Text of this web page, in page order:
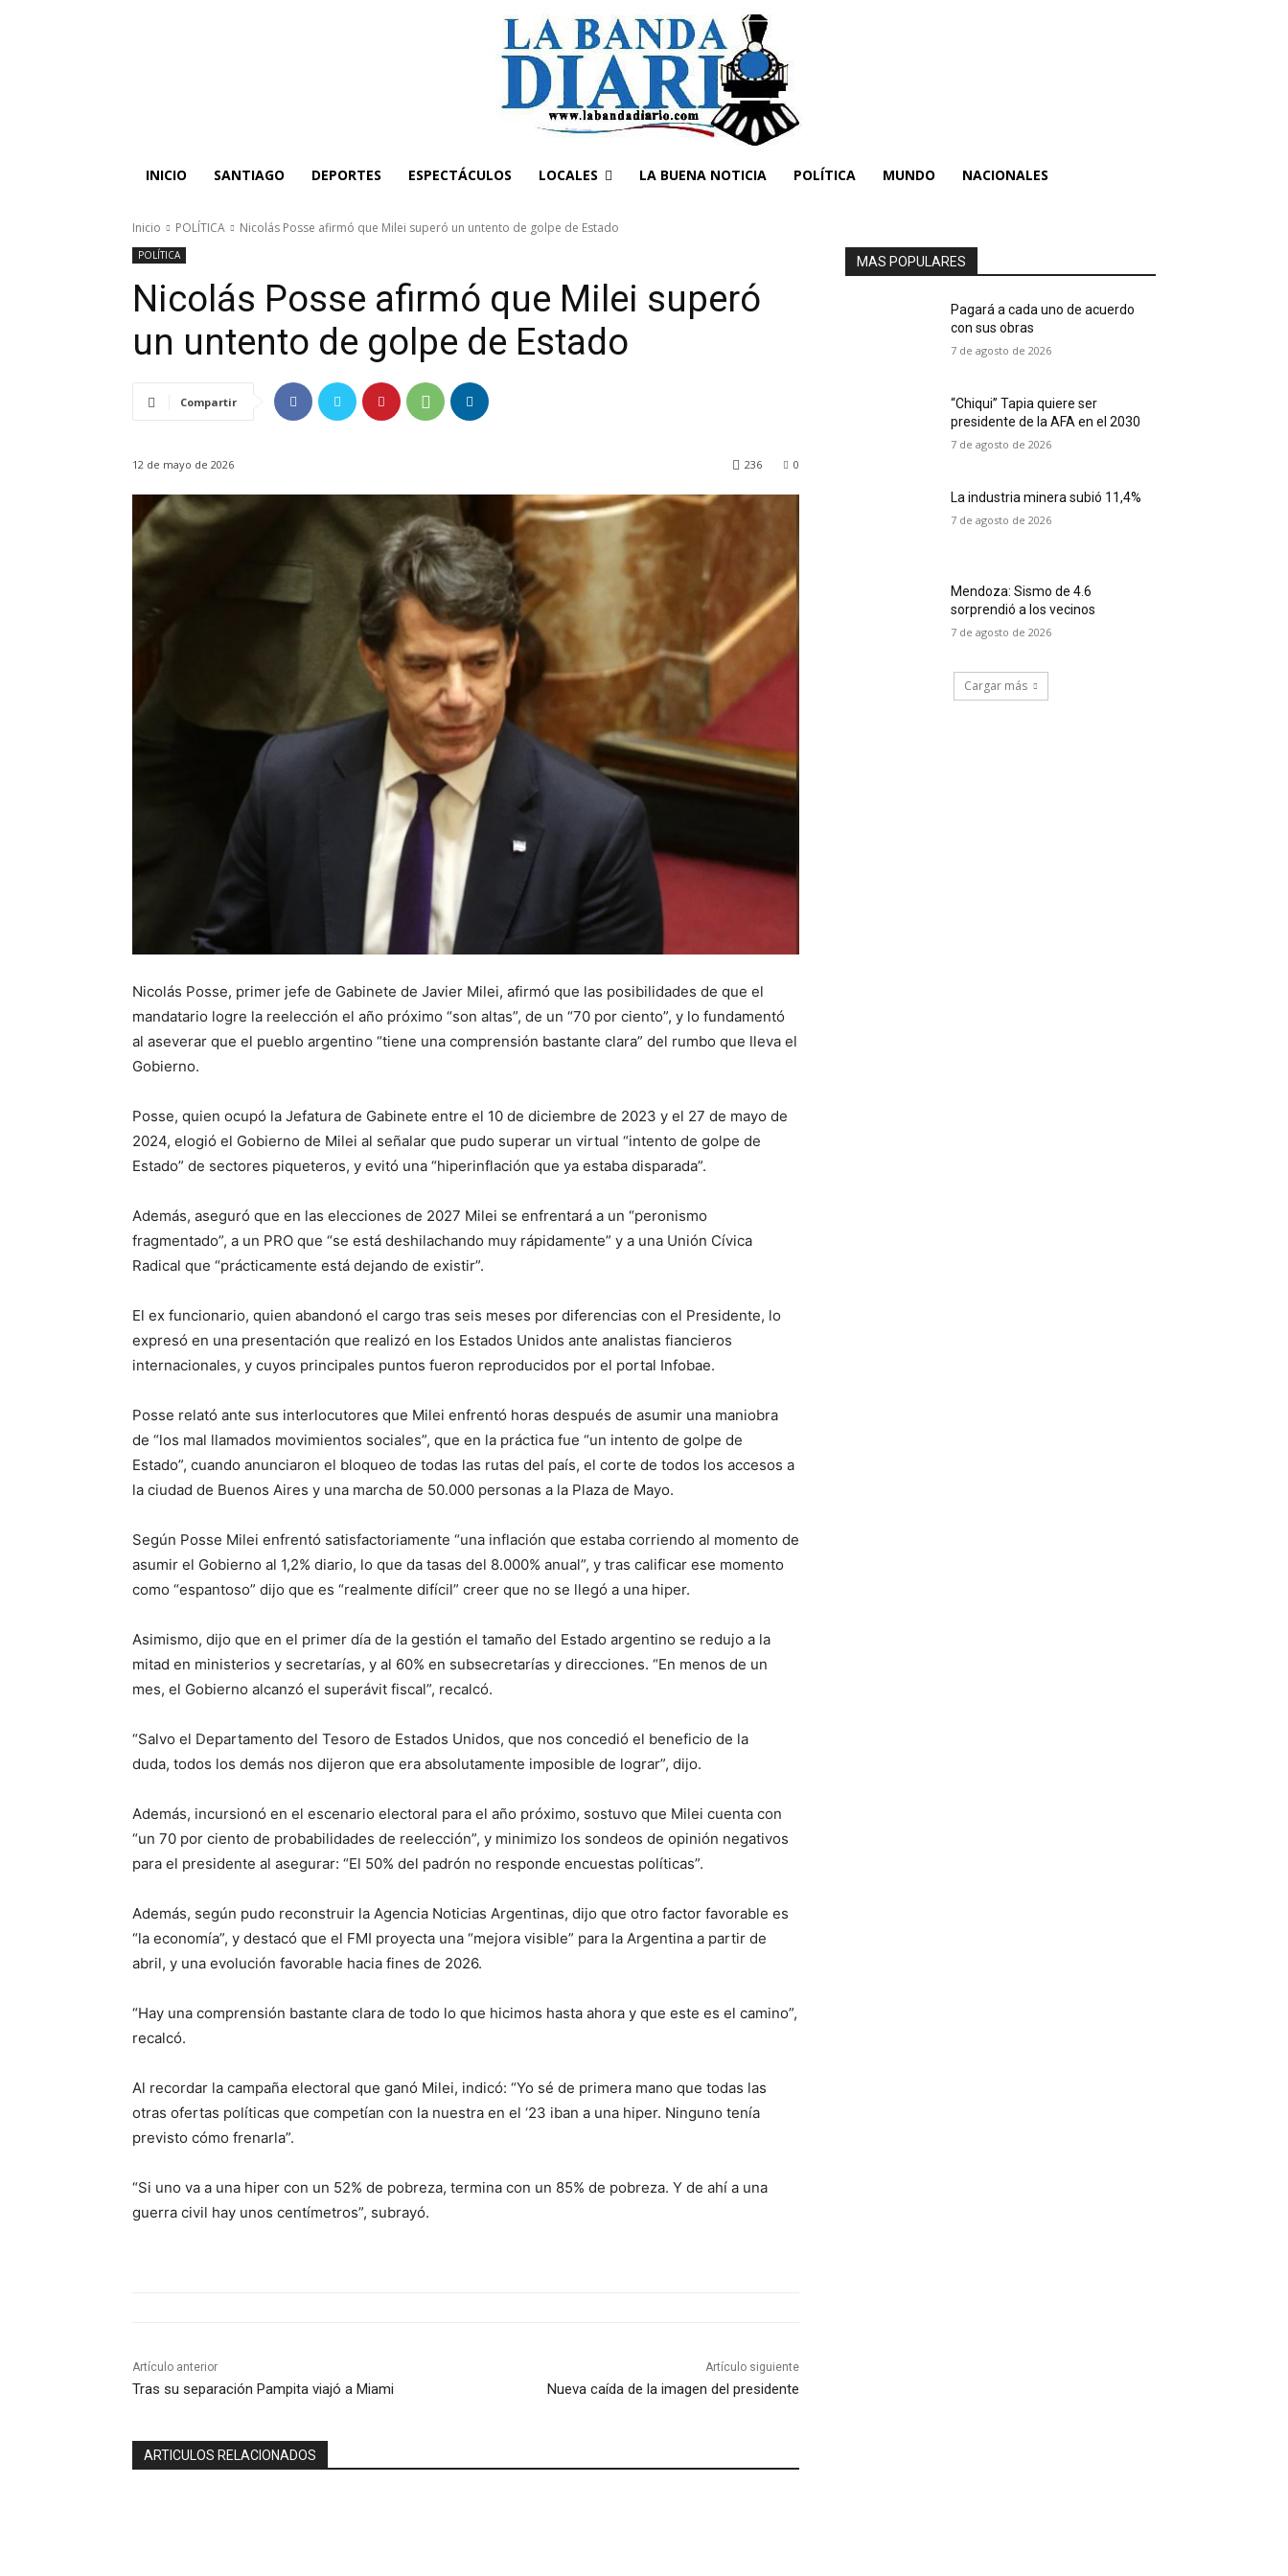
INICIO SANTIAGO DEPORTES ESPECTÁCULOS LOCALES LA BUENA NOTICIA POLÍTICA MUNDO NACIONALES
Inicio POLÍTICA Nicolás Posse afirmó que Milei superó un untento de golpe de Estado
POLÍTICA
Nicolás Posse afirmó que Milei superó
un untento de golpe de Estado
Compartir
12 de mayo de 2026 0
236
Nicolás Posse, primer jefe de Gabinete de Javier Milei, afirmó que las posibilidades de que el
mandatario logre la reelección el año próximo “son altas”, de un “70 por ciento”, y lo fundamentó
al aseverar que el pueblo argentino “tiene una comprensión bastante clara” del rumbo que lleva el
Gobierno.
Posse, quien ocupó la Jefatura de Gabinete entre el 10 de diciembre de 2023 y el 27 de mayo de
2024, elogió el Gobierno de Milei al señalar que pudo superar un virtual “intento de golpe de
Estado” de sectores piqueteros, y evitó una “hiperinflación que ya estaba disparada”.
Además, aseguró que en las elecciones de 2027 Milei se enfrentará a un “peronismo
fragmentado”, a un PRO que “se está deshilachando muy rápidamente” y a una Unión Cívica
Radical que “prácticamente está dejando de existir”.
El ex funcionario, quien abandonó el cargo tras seis meses por diferencias con el Presidente, lo
expresó en una presentación que realizó en los Estados Unidos ante analistas fiancieros
internacionales, y cuyos principales puntos fueron reproducidos por el portal Infobae.
Posse relató ante sus interlocutores que Milei enfrentó horas después de asumir una maniobra
de “los mal llamados movimientos sociales”, que en la práctica fue “un intento de golpe de
Estado”, cuando anunciaron el bloqueo de todas las rutas del país, el corte de todos los accesos a
la ciudad de Buenos Aires y una marcha de 50.000 personas a la Plaza de Mayo.
Según Posse Milei enfrentó satisfactoriamente “una inflación que estaba corriendo al momento de
asumir el Gobierno al 1,2% diario, lo que da tasas del 8.000% anual”, y tras calificar ese momento
como “espantoso” dijo que es “realmente difícil” creer que no se llegó a una hiper.
Asimismo, dijo que en el primer día de la gestión el tamaño del Estado argentino se redujo a la
mitad en ministerios y secretarías, y al 60% en subsecretarías y direcciones. “En menos de un
mes, el Gobierno alcanzó el superávit fiscal”, recalcó.
“Salvo el Departamento del Tesoro de Estados Unidos, que nos concedió el beneficio de la
duda, todos los demás nos dijeron que era absolutamente imposible de lograr”, dijo.
Además, incursionó en el escenario electoral para el año próximo, sostuvo que Milei cuenta con
“un 70 por ciento de probabilidades de reelección”, y minimizo los sondeos de opinión negativos
para el presidente al asegurar: “El 50% del padrón no responde encuestas políticas”.
Además, según pudo reconstruir la Agencia Noticias Argentinas, dijo que otro factor favorable es
“la economía”, y destacó que el FMI proyecta una “mejora visible” para la Argentina a partir de
abril, y una evolución favorable hacia fines de 2026.
“Hay una comprensión bastante clara de todo lo que hicimos hasta ahora y que este es el camino”,
recalcó.
Al recordar la campaña electoral que ganó Milei, indicó: “Yo sé de primera mano que todas las
otras ofertas políticas que competían con la nuestra en el ‘23 iban a una hiper. Ninguno tenía
previsto cómo frenarla”.
“Si uno va a una hiper con un 52% de pobreza, termina con un 85% de pobreza. Y de ahí a una
guerra civil hay unos centímetros”, subrayó.
Artículo anterior
Tras su separación Pampita viajó a Miami
Artículo siguiente
Nueva caída de la imagen del presidente
ARTICULOS RELACIONADOS
MAS POPULARES
Pagará a cada uno de acuerdo
con sus obras
7 de agosto de 2026
“Chiqui” Tapia quiere ser
presidente de la AFA en el 2030
7 de agosto de 2026
La industria minera subió 11,4%
7 de agosto de 2026
Mendoza: Sismo de 4.6
sorprendió a los vecinos
7 de agosto de 2026
Cargar más